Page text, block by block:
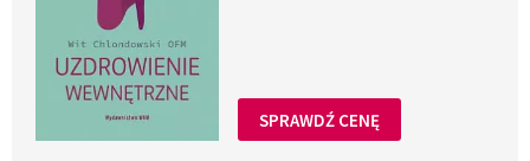
SPRAWDŹ CENĘ